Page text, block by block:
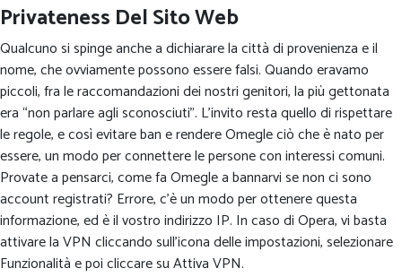
Privateness Del Sito Web
Qualcuno si spinge anche a dichiarare la città di provenienza e il
nome, che ovviamente possono essere falsi. Quando eravamo
piccoli, fra le raccomandazioni dei nostri genitori, la più gettonata
era “non parlare agli sconosciuti”. L’invito resta quello di rispettare
le regole, e così evitare ban e rendere Omegle ciò che è nato per
essere, un modo per connettere le persone con interessi comuni.
Provate a pensarci, come fa Omegle a bannarvi se non ci sono
account registrati? Errore, c’è un modo per ottenere questa
informazione, ed è il vostro indirizzo IP. In caso di Opera, vi basta
attivare la VPN cliccando sull’icona delle impostazioni, selezionare
Funzionalità e poi cliccare su Attiva VPN.